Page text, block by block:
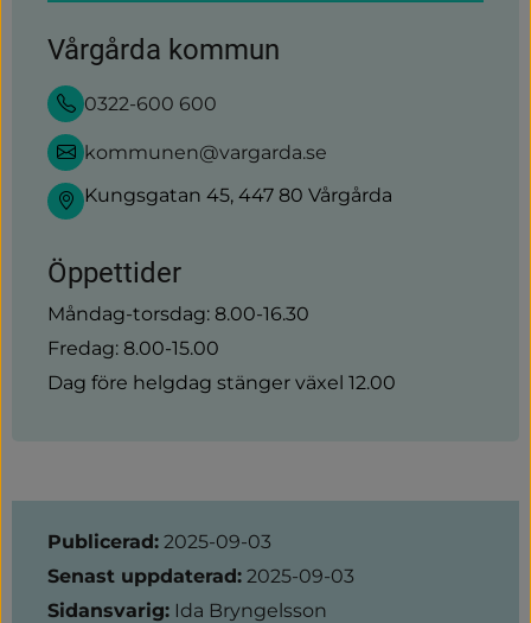
Vårgårda kommun
0322-600 600
kommunen@vargarda.se
Kungsgatan 45, 447 80 Vårgårda
Öppettider
Måndag-torsdag: 8.00-16.30
Fredag: 8.00-15.00
Dag före helgdag stänger växel 12.00
Sidinformation
Publicerad: 2025-09-03
Senast uppdaterad: 2025-09-03
Sidansvarig: Ida Bryngelsson